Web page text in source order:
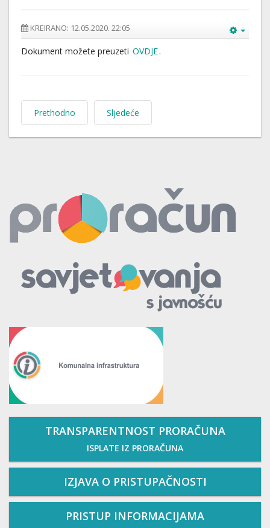
KREIRANO: 12.05.2020. 22:05
Dokument možete preuzeti OVDJE.
Prethodno Sljedeće
TRANSPARENTNOST PRORAČUNA
ISPLATE IZ PRORAČUNA
IZJAVA O PRISTUPAČNOSTI
PRISTUP INFORMACIJAMA